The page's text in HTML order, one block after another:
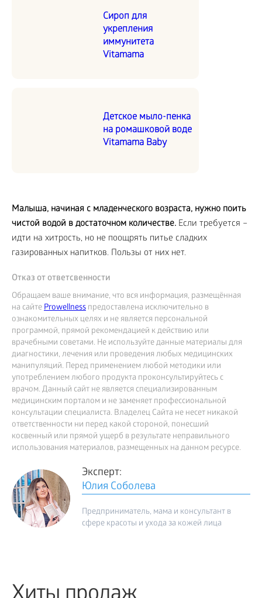
Сироп для
укрепления
иммунитета
Vitamama
Детское мыло-пенка
на ромашковой воде
Vitamama Baby
Малыша, начиная с младенческого возраста, нужно поить
чистой водой в достаточном количестве. Если требуется –
идти на хитрость, но не поощрять питье сладких
газированных напитков. Пользы от них нет.
Отказ от ответсвенности
Обращаем ваше внимание, что вся информация, размещённая
на сайтеProwellness предоставлена исключительно в
ознакомительных целях и не является персональной
программой, прямой рекомендацией к действию или
врачебными советами. Не используйте данные материалы для
диагностики, лечения или проведения любых медицинских
манипуляций. Перед применением любой методики или
употреблением любого продукта проконсультируйтесь с
врачом. Данный сайт не является специализированным
медицинским порталом и не заменяет профессиональной
консультации специалиста. Владелец Сайта не несет никакой
ответственности ни перед какой стороной, понесший
косвенный или прямой ущерб в результате неправильного
использования материалов, размещенных на данном ресурсе.
Эксперт:
Юлия Соболева
Предприниматель, мама и консультант в
сфере красоты и ухода за кожей лица